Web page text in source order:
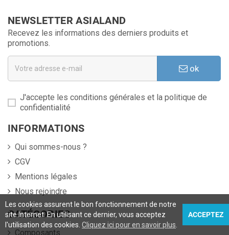
NEWSLETTER ASIALAND
Recevez les informations des derniers produits et
promotions.
ok
J'accepte les conditions générales et la politique de
confidentialité
INFORMATIONS
Qui sommes-nous ?
CGV
Mentions légales
Nous rejoindre
CATÉGORIES
Composants
Les cookies assurent le bon fonctionnement de notre
site Internet. En utilisant ce dernier, vous acceptez
l'utilisation des cookies. Cliquez ici pour en savoir plus
ACCEPTEZ